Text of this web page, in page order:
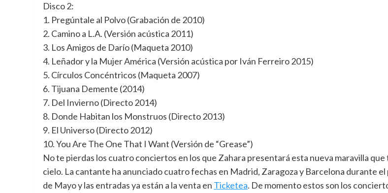
Disco 2:
1. Pregúntale al Polvo (Grabación de 2010)
2. Camino a L.A. (Versión acústica 2011)
3. Los Amigos de Darío (Maqueta 2010)
4. Leñador y la Mujer América (Versión acústica por Iván Ferreiro 2015)
5. Círculos Concéntricos (Maqueta 2007)
6. Tijuana Demente (2014)
7. Del Invierno (Directo 2014)
8. Donde Habitan los Monstruos (Directo 2013)
9. El Universo (Directo 2012)
10. You Are The One That I Want (Versión de “Grease”)
No te pierdas los cuatro conciertos en los que Zahara presentará esta nueva maravilla que
cielo. La cantante ha anunciado cuatro fechas en Madrid, Zaragoza y Barcelona durante el
de Mayo y las entradas ya están a la venta en Ticketea. De momento estos son los